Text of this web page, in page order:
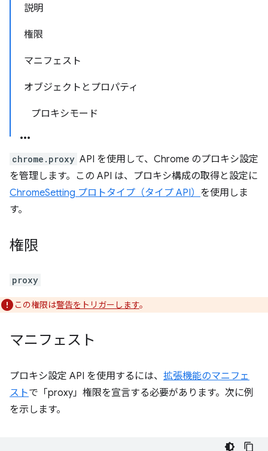
説明
権限
マニフェスト
オブジェクトとプロパティ
プロキシモード
chrome.proxy API を使用して、Chrome のプロキシ設定
を管理します。この API は、プロキシ構成の取得と設定に
ChromeSetting プロトタイプ（タイプ API） を使用しま
す。
権限
proxy
この権限は警告をトリガーします。
マニフェスト
プロキシ設定 API を使用するには、 拡張機能のマニフェ
ストで「proxy」権限を宣言する必要があります。次に例
を示します。